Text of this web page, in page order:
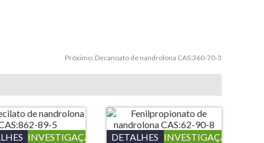
Próximo: Decanoato de nandrolona CAS:360-70-3
INVESTIGAÇÃO
DETALHES INVESTIGAÇÃO